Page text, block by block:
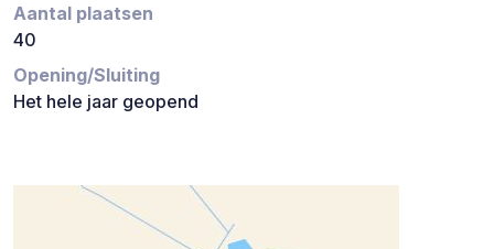
Aantal plaatsen
40
Opening/Sluiting
Het hele jaar geopend